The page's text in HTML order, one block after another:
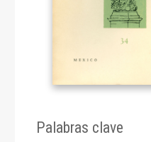
Palabras clave